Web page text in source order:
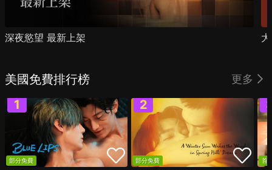
深夜慾望 最新上架
美國免費排行榜 更多
部分免費 部分免費 首